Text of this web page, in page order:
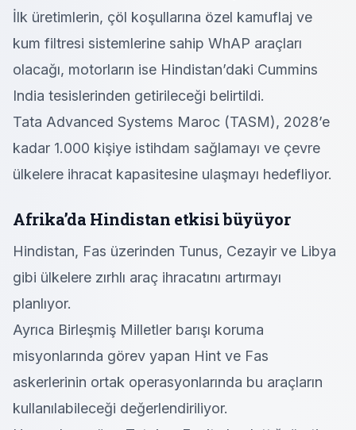
İlk üretimlerin, çöl koşullarına özel kamuflaj ve
kum filtresi sistemlerine sahip WhAP araçları
olacağı, motorların ise Hindistan’daki Cummins
India tesislerinden getirileceği belirtildi.
Tata Advanced Systems Maroc (TASM), 2028’e
kadar 1.000 kişiye istihdam sağlamayı ve çevre
ülkelere ihracat kapasitesine ulaşmayı hedefliyor.
Afrika’da Hindistan etkisi büyüyor
Hindistan, Fas üzerinden Tunus, Cezayir ve Libya
gibi ülkelere zırhlı araç ihracatını artırmayı
planlıyor.
Ayrıca Birleşmiş Milletler barışı koruma
misyonlarında görev yapan Hint ve Fas
askerlerinin ortak operasyonlarında bu araçların
kullanılabileceği değerlendiriliyor.